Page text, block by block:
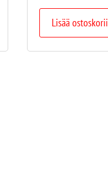
Lisää